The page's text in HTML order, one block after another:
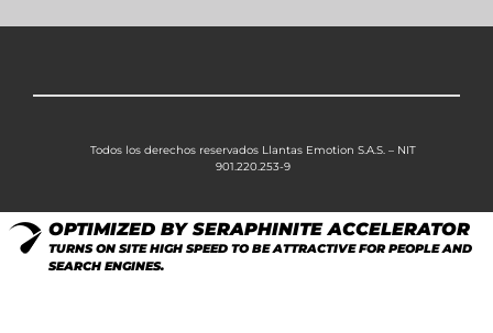
Todos los derechos reservados Llantas Emotion S.A.S. – NIT
901.220.253-9
OPTIMIZED BY SERAPHINITE ACCELERATOR
TURNS ON SITE HIGH SPEED TO BE ATTRACTIVE FOR PEOPLE AND
SEARCH ENGINES.